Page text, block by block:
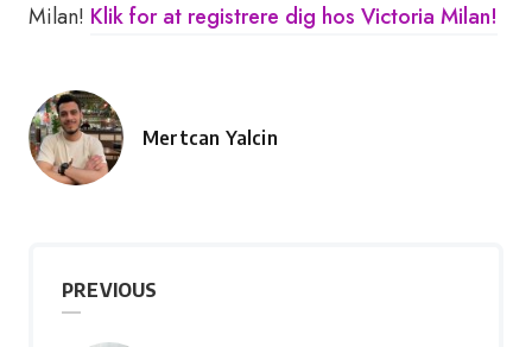
Milan! Klik for at registrere dig hos Victoria Milan!
Posted
Mertcan Yalcin
PREVIOUS